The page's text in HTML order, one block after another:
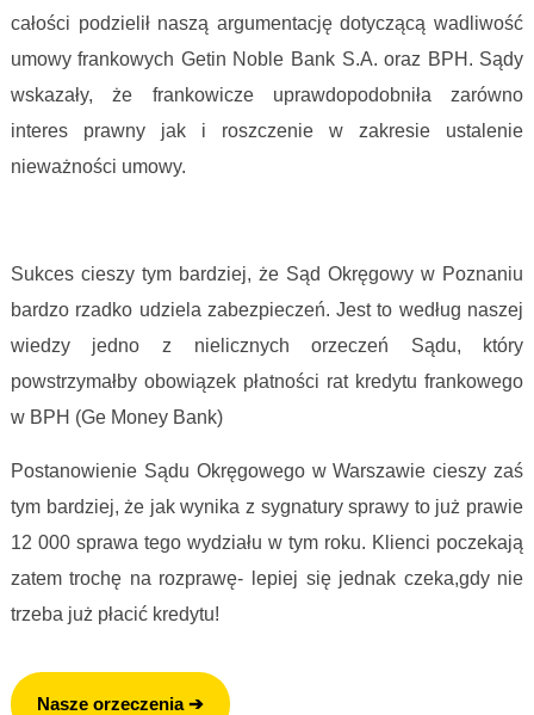
całości podzielił naszą argumentację dotyczącą wadliwość
umowy frankowych Getin Noble Bank S.A. oraz BPH. Sądy
wskazały, że frankowicze uprawdopodobniła zarówno
interes prawny jak i roszczenie w zakresie ustalenie
nieważności umowy.
Sukces cieszy tym bardziej, że Sąd Okręgowy w Poznaniu
bardzo rzadko udziela zabezpieczeń. Jest to według naszej
wiedzy jedno z nielicznych orzeczeń Sądu, który
powstrzymałby obowiązek płatności rat kredytu frankowego
w BPH (Ge Money Bank)
Postanowienie Sądu Okręgowego w Warszawie cieszy zaś
tym bardziej, że jak wynika z sygnatury sprawy to już prawie
12 000 sprawa tego wydziału w tym roku. Klienci poczekają
zatem trochę na rozprawę- lepiej się jednak czeka,gdy nie
trzeba już płacić kredytu!
Nasze orzeczenia ➔